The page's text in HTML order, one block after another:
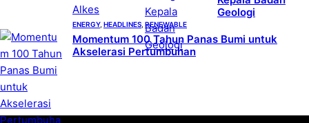
Geologi
ENERGY, HEADLINES RENEWABLE
Momentum 100 Tahun Panas Bumi untuk
Akselerasi Pertumbuhan